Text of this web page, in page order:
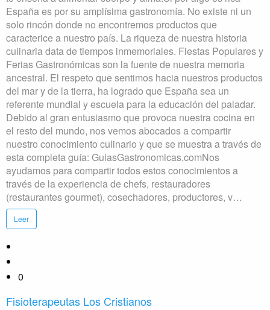
España es por su amplísima gastronomía. No existe ni un
solo rincón donde no encontremos productos que
caracterice a nuestro país. La riqueza de nuestra historia
culinaria data de tiempos inmemoriales. Fiestas Populares y
Ferias Gastronómicas son la fuente de nuestra memoria
ancestral. El respeto que sentimos hacia nuestros productos
del mar y de la tierra, ha logrado que España sea un
referente mundial y escuela para la educación del paladar.
Debido al gran entusiasmo que provoca nuestra cocina en
el resto del mundo, nos vemos abocados a compartir
nuestro conocimiento culinario y que se muestra a través de
esta completa guía: GuiasGastronomicas.comNos
ayudamos para compartir todos estos conocimientos a
través de la experiencia de chefs, restauradores
(restaurantes gourmet), cosechadores, productores, v…
Leer
0
Fisioterapeutas Los Cristianos